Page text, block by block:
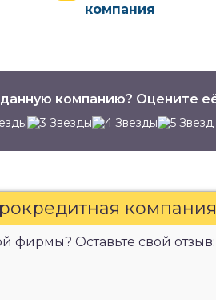
компания
компанию? Оцените
фирмы? Оставьте свой отзыв: